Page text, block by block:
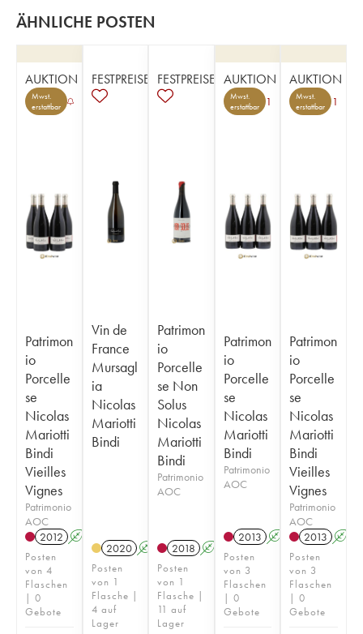
ÄHNLICHE POSTEN
AUKTION
Mwst.
erstattbar
Patrimon
io
Porcelle
se
Nicolas
Mariotti
Bindi
Vieilles
Vignes
Patrimonio
AOC
2012 A
Posten
von 4
Flaschen
| 0
Gebote
FESTPREISE
Vin de
France
Mursagl
ia
Nicolas
Mariotti
Bindi
2020 A
Posten
von 1
Flasche |
4 auf
Lager
FESTPREISE
Patrimon
io
Porcelle
se Non
Solus
Nicolas
Mariotti
Bindi
Patrimonio
AOC
2018 A
Posten
von 1
Flasche |
11 auf
Lager
AUKTION
Mwst.
erstattbar
1
Patrimon
io
Porcelle
se
Nicolas
Mariotti
Bindi
Patrimonio
AOC
2013 A
Posten
von 3
Flaschen
| 0
Gebote
AUKTION
Mwst.
erstattbar
1
Patrimon
io
Porcelle
se
Nicolas
Mariotti
Bindi
Vieilles
Vignes
Patrimonio
AOC
2013 A
Posten
von 3
Flaschen
| 0
Gebote